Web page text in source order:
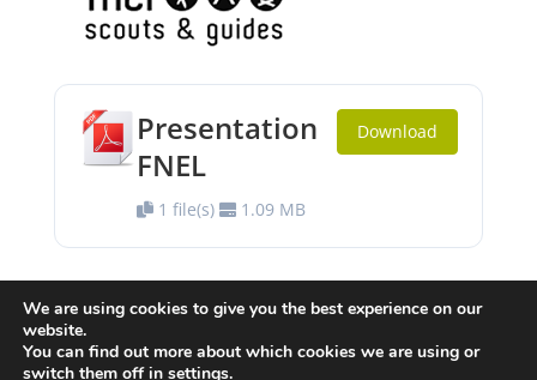
Presentation
FNEL
1 file(s) 1.09 MB
Download
We are using cookies to give you the best experience on our
website.
You can find out more about which cookies we are using or
switch them off in settings.